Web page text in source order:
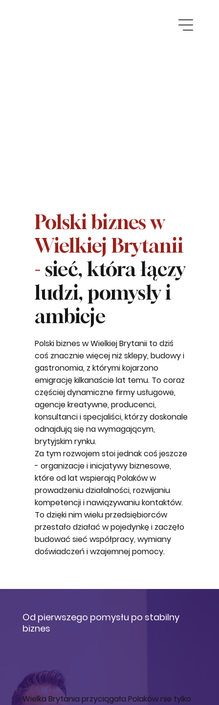
Polski biznes w
Wielkiej Brytanii
-sieć, która łączy
ludzi, pomysły i
ambicje
Polski biznes w Wielkiej Brytanii to dziś
coś znacznie więcej niż sklepy, budowy i
gastronomia, z którymi kojarzono
emigrację kilkanaście lat temu. To coraz
częściej dynamiczne firmy usługowe,
agencje kreatywne, producenci,
konsultanci i specjaliści, którzy doskonale
odnajdują się na wymagającym,
brytyjskim rynku.
Za tym rozwojem stoi jednak coś jeszcze
- organizacje i inicjatywy biznesowe,
które od lat wspierają Polaków w
prowadzeniu działalności, rozwijaniu
kompetencji i nawiązywaniu kontaktów.
To dzięki nim wielu przedsiębiorców
przestało działać w pojedynkę i zaczęło
budować sieć współpracy, wymiany
doświadczeń i wzajemnej pomocy.
Od pierwszego pomysłu po stabilny
biznes
Wielka Brytania przyciągała Polaków nie tylko